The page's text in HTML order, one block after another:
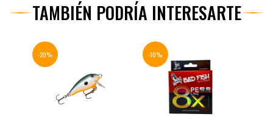
TAMBIÉN PODRÍA INTERESARTE
-20% -10%